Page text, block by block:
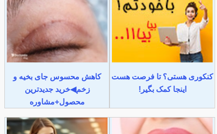
کنکوری هستی؟ تا فرصت هست
اینجا کمک بگیر!
کاهش محسوس جای بخیه و
زخم◀خرید جدیدترین
محصول+مشاوره